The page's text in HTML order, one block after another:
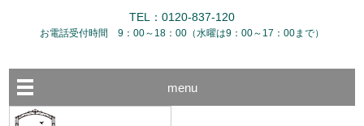
TEL：0120-837-120
お電話受付時間 9：00～18：00（水曜は9：00～17：00まで）
menu